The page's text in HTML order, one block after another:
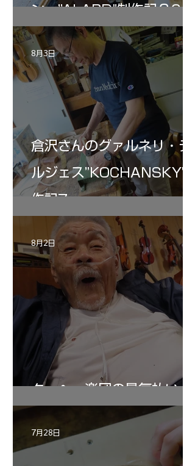
ン ”ALARD"制作記３6
倉沢さんのグァルネリ・デ
ルジェス”KOCHANSKY"制
作記7
8月3日
ターヘー楽団の暑気払い
8月2日
7月28日